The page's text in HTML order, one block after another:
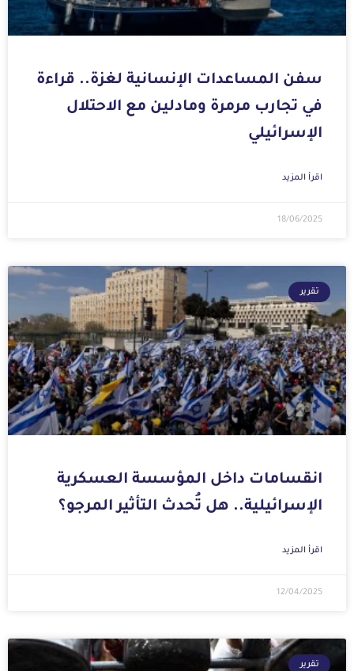
سفن المساعدات الإنسانية لغزة.. قراءة
في تجارب مرمرة ومادلين مع الاحتلال
الإسرائيلي
اقرأ المزيد
18/06/2025
تقرير
انقسامات داخل المؤسسة العسكرية
الإسرائيلية.. هل تُحدث التأثير المرجو؟
اقرأ المزيد
12/04/2025
تقرير